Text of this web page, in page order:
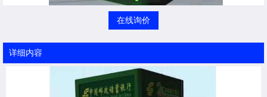
在线询价
详细内容